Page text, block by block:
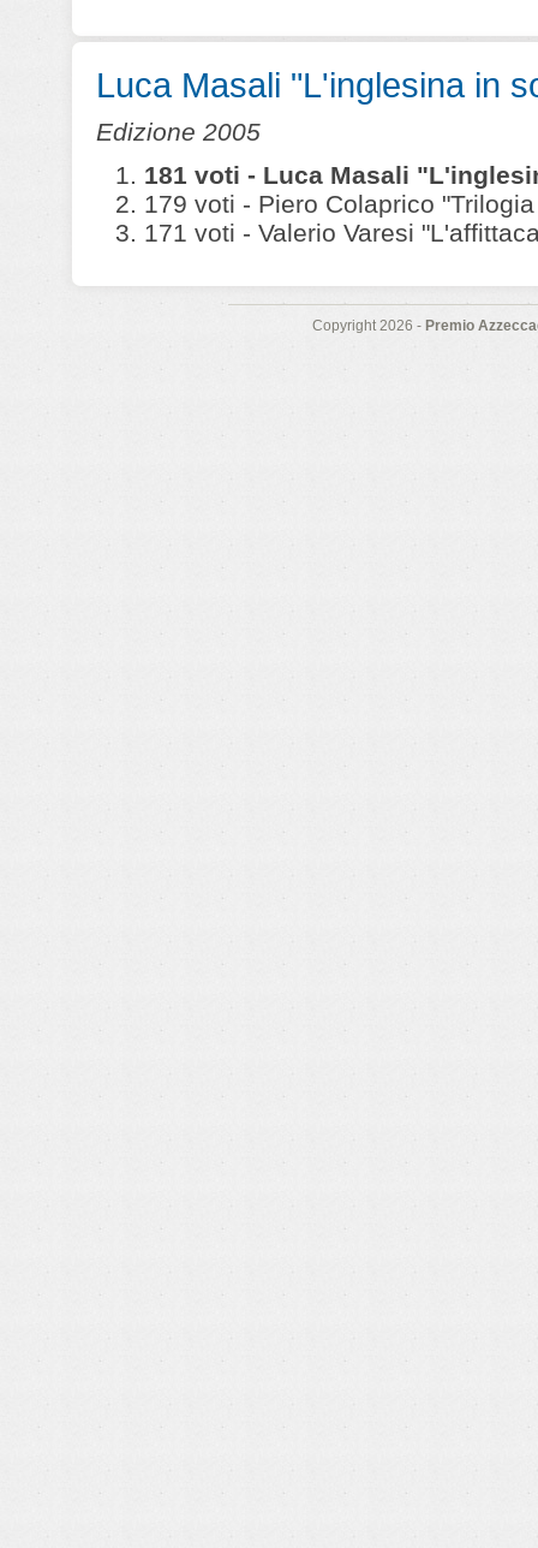
Luca Masali "L'inglesina in
Edizione 2005
181 voti - Luca Masali
179 voti - Piero Colaprico
171 voti - Valerio Varesi
Copyright 2026 - Premio